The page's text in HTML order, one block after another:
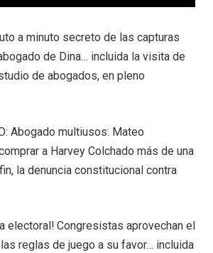
a minuto secreto de las capturas
de Dina… incluida la visita de
de abogados, en pleno
Abogado multiusos: Mateo
a Harvey Colchado más de una
la denuncia constitucional contra
electoral! Congresistas aprovechan el
reglas de juego a su favor… incluida